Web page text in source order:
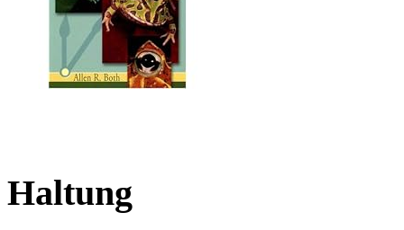
Haltung